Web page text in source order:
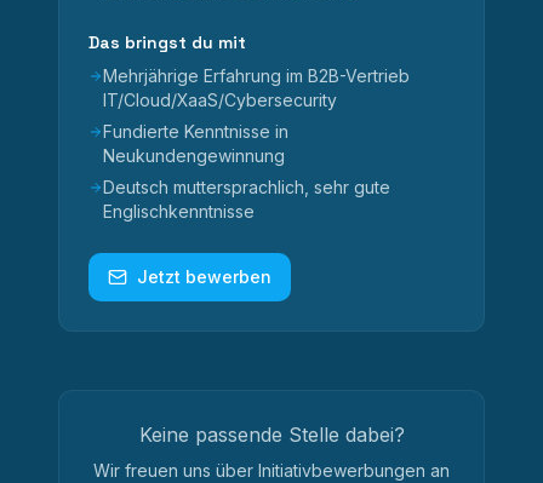
Das bringst du mit
Mehrjährige Erfahrung im B2B-Vertrieb
IT/Cloud/XaaS/Cybersecurity
Fundierte Kenntnisse in
Neukundengewinnung
Deutsch muttersprachlich, sehr gute
Englischkenntnisse
Jetzt bewerben
Keine passende Stelle dabei?
Wir freuen uns über Initiativbewerbungen an